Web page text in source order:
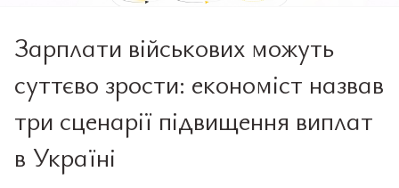
Зарплати військових можуть
суттєво зрости: економіст назвав
три сценарії підвищення виплат
в Україні